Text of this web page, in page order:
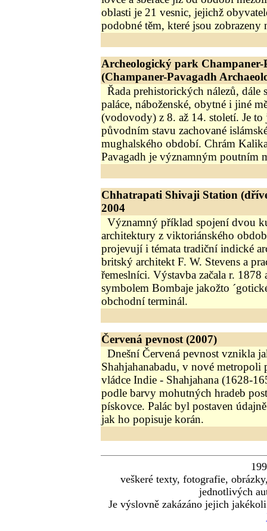
oblasti je 21 vesnic, jejichž
podobné těm, které jsou zobrazeny
Archeologický park Champaner-
(Champaner-Pavagadh
Řada prehistorických nálezů, dále
paláce, náboženské, obytné i jiné
(vodovody) z 8. až 14. století. Je to
původním stavu zachované
mughalského období. Chrám
Pavagadh je významným poutním
Chhatrapati Shivaji Station
2004
Významný příklad spojení dvou
architektury z viktoriánského
projevují i témata tradiční indické
britský architekt F. W. Stevens a
řemeslníci. Výstavba začala r. 1878
symbolem Bombaje jakožto
obchodní terminál.
Červená pevnost (2007)
Dnešní Červená pevnost vznikla
Shahjahanabadu, v nové metropoli
vládce Indie - Shahjahana (1628-
podle barvy mohutných hradeb
pískovce. Palác byl postaven
jak ho popisuje korán.
veškeré texty, fotografie,
jednotlivých
Je výslovně zakázáno jejich